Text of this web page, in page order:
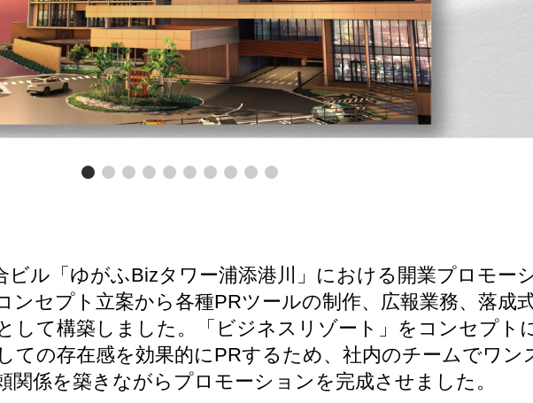
ビル「ゆがふBizタワー浦添港川」における開業プロモー
セプト立案から各種PRツールの制作、広報業務、落成
して構築しました。「ビジネスリゾート」をコンセプト
ての存在感を効果的にPRするため、社内のチームでワン
係を築きながらプロモーションを完成させました。